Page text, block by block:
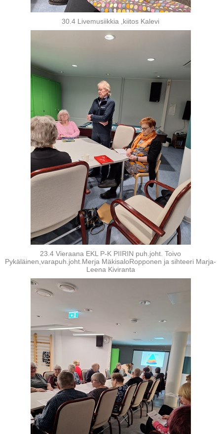
30.4 Livemusiikkia ,kiitos Kalevi
23.4 Vieraana EKL P-K PIIRIN puh.joht. Toivo
Pykäläinen,varapuh.joht.Merja MäkisaloRopponen ja sihteeri Marja-
Leena Kiviranta